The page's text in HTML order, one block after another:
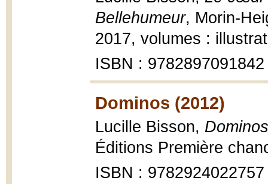
Bellehumeur, Morin-
2017, volumes :
ISBN : 9782897091842
Dominos (2012)
Lucille Bisson,
Éditions Première
ISBN : 9782924022757